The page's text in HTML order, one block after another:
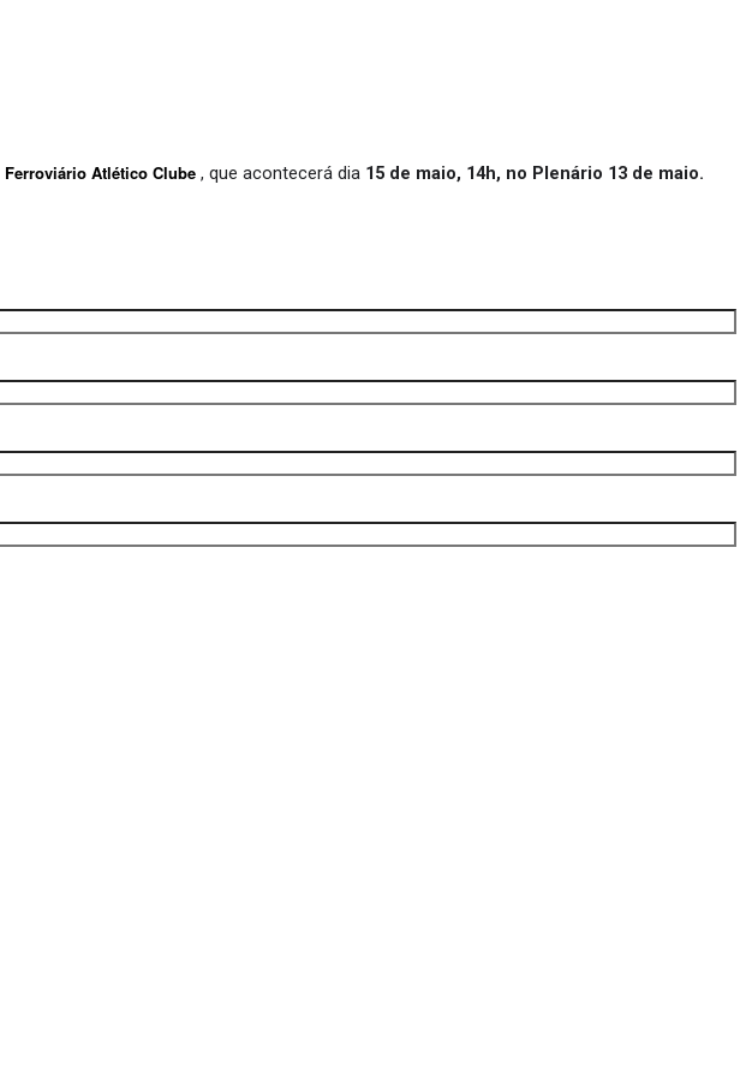
Ferroviário Atlético Clube , que acontecerá dia 15 de maio, 14h, no Plenário 13 de maio.